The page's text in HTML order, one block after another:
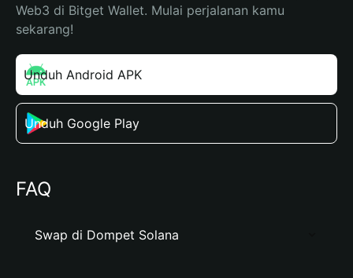
Web3 di Bitget Wallet. Mulai perjalanan kamu
sekarang!
Unduh Android APK
Unduh Google Play
FAQ
Swap di Dompet Solana